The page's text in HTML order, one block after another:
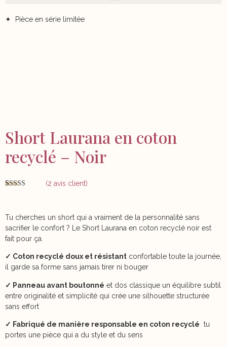
✦ Pièce en série limitée
Short Laurana en coton
recyclé – Noir
client
(2 avis client)
Tu cherches un short qui a vraiment de la personnalité sans
sacrifier le confort ? Le Short Laurana en coton recyclé noir est
fait pour ça.
✓ Coton recyclé doux et résistant confortable toute la journée,
il garde sa forme sans jamais tirer ni bouger
✓ Panneau avant boutonné et dos classique un équilibre subtil
entre originalité et simplicité qui crée une silhouette structurée
sans effort
✓ Fabriqué de manière responsable en coton recyclé tu
portes une pièce qui a du style et du sens